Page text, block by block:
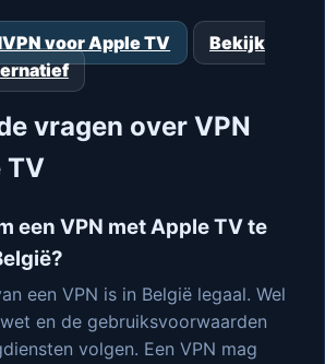
voor Apple TV
Bekijk
vragen over VPN
TV
een VPN met Apple TV te
een VPN is in België legaal. Wel
en de gebruiksvoorwaarden
volgen. Een VPN mag